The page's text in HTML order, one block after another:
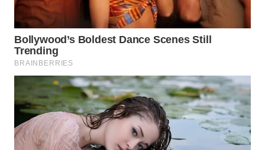
TOBA
WN
NIAS
WN
LANGKAT
WN
TAPANULI